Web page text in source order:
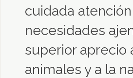
cuidada
necesidades
superior aprecio
animales y a la